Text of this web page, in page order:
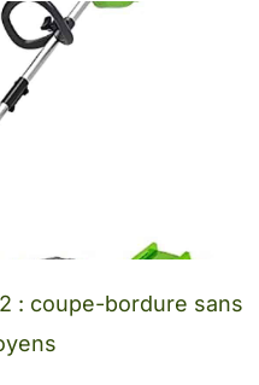
: coupe-bordure sans